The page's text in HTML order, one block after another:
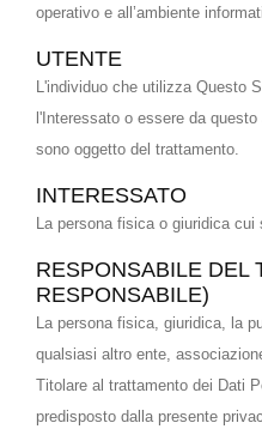
operativo e all’ambiente
UTENTE
L'individuo che utilizza Questo
l'Interessato o essere da
sono oggetto del trattamento.
INTERESSATO
La persona fisica o giuridica
RESPONSABILE DEL
RESPONSABILE)
La persona fisica, giuridica, la
qualsiasi altro ente,
Titolare al trattamento dei Dati
predisposto dalla presente